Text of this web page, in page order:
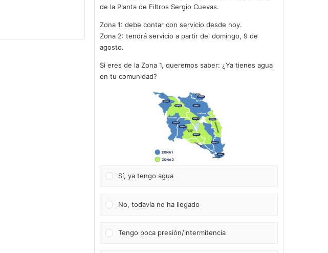
de la Planta de Filtros Sergio Cuevas.
Zona 1: debe contar con servicio desde hoy.
Zona 2: tendrá servicio a partir del domingo, 9 de
agosto.
Si eres de la Zona 1, queremos saber: ¿Ya tienes agua
en tu comunidad?
Sí, ya tengo agua
No, todavía no ha llegado
Tengo poca presión/intermitencia